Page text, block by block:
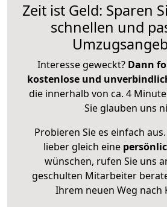
Zeit ist Geld: Sparen
schnellen und
Interesse geweckt? Dann
kostenlose und
die innerhalb von ca. 4
Sie glauben uns
Probieren Sie es einfach
lieber gleich eine
wünschen, rufen Sie uns
geschulten Mitarbeiter
Ihrem neuen Weg nach